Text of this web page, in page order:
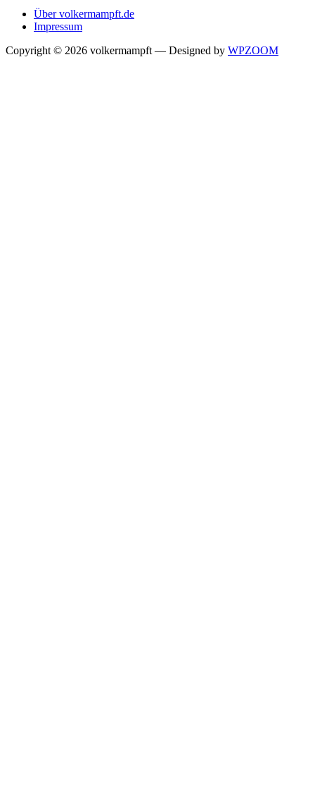
Über volkermampft.de
Impressum
Copyright © 2026 volkermampft — Designed by WPZOOM